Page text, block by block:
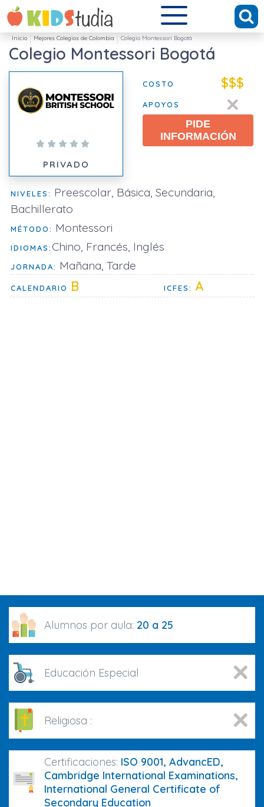
Inicio Mejores Colegios de Colombia Colegio Montessori Bogotá
Colegio Montessori Bogotá
PRIVADO
COSTO $$$
APOYOS
PIDE
INFORMACIÓN
NIVELES: Preescolar, Básica, Secundaria,
Bachillerato
MÉTODO: Montessori
IDIOMAS:Chino, Francés, Inglés
JORNADA: Mañana, Tarde
CALENDARIO B ICFES: A
Alumnos por aula: 20 a 25
Educación Especial
Religiosa :
Certificaciones: ISO 9001, AdvancED,
Cambridge International Examinations,
International General Certificate of
Secondary Education